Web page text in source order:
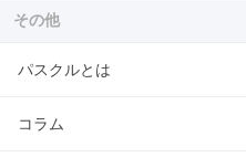
その他
パスクルとは
コラム